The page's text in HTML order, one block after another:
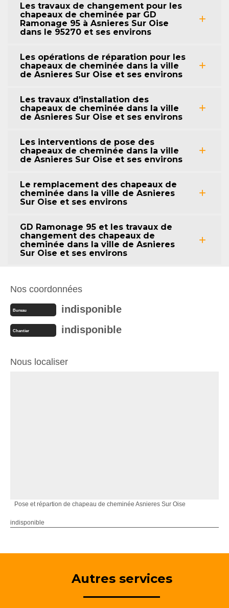
Les travaux de changement pour les
chapeaux de cheminée par GD
Ramonage 95 à Asnieres Sur Oise
dans le 95270 et ses environs
Les opérations de réparation pour les
chapeaux de cheminée dans la ville
de Asnieres Sur Oise et ses environs
Les travaux d'installation des
chapeaux de cheminée dans la ville
de Asnieres Sur Oise et ses environs
Les interventions de pose des
chapeaux de cheminée dans la ville
de Asnieres Sur Oise et ses environs
Le remplacement des chapeaux de
cheminée dans la ville de Asnieres
Sur Oise et ses environs
GD Ramonage 95 et les travaux de
changement des chapeaux de
cheminée dans la ville de Asnieres
Sur Oise et ses environs
Nos coordonnées
Bureau indisponible
Chantier indisponible
Nous localiser
Pose et répartion de chapeau de cheminée Asnieres Sur Oise
indisponible
Autres services